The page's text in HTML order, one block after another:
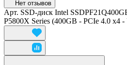
Нет отзывов
Арт. SSD-диск Intel
P5800X Series (400GB - PCIe 4.0 x4